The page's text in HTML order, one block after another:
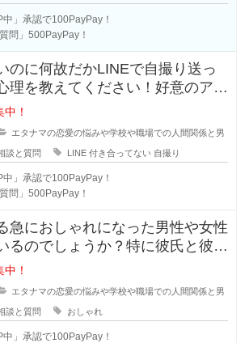
」承認で100PayPay！
問」500PayPay！
のに何故だかLINEで自撮り送っ
理を教えてください！好意のアピ
きなのか分からな
！
エタナマの恋愛の悩みや学校や職場での人間関係と男
談と質問 LINE 付き合ってない 自撮り
」承認で100PayPay！
問」500PayPay！
急におしゃれになった男性や女性
るのでしょうか？特に彼氏と彼女
る状態だと浮気など
！
エタナマの恋愛の悩みや学校や職場での人間関係と男
談と質問 おしゃれ
」承認で100PayPay！